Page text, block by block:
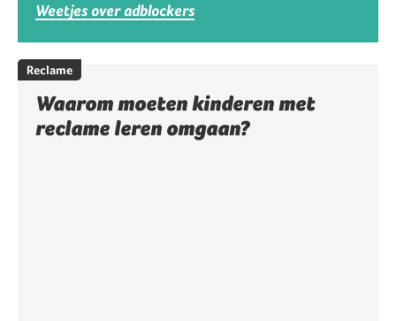
Weetjes over adblockers
Reclame
Waarom moeten kinderen met
reclame leren omgaan?